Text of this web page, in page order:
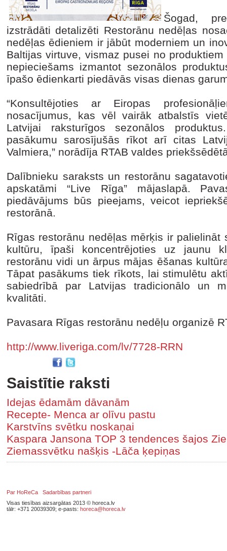
Šogad,
izstrādāti detalizēti Restorānu nedēļas
nedēļas ēdieniem ir jābūt moderniem un
Baltijas virtuve, vismaz pusei no
nepieciešams izmantot sezonālos
īpašo ēdienkarti piedāvās visas dienas
“Konsultējoties ar Eiropas
nosacījumus, kas vēl vairāk atbalstīs
Latvijai raksturīgos sezonālos
pasākumu sarosījušās rīkot arī citas
Valmiera,” norādīja RTAB valdes
Dalībnieku saraksts un restorānu
apskatāmi “Live Rīga” mājaslapā.
piedāvājums būs pieejams, veicot
restorānā.
Rīgas restorānu nedēļas mērķis ir palielināt
kultūru, īpaši koncentrējoties uz jaunu
restorānu vidi un ārpus mājas ēšanas
Tāpat pasākums tiek rīkots, lai stimulētu
sabiedrībā par Latvijas tradicionālo un
kvalitāti.
Pavasara Rīgas restorānu nedēļu organizē
http://www.liveriga.com/lv/7728-RRN
Saistītie raksti
Idejas ēdamām dāvanām
Recepte- Menca ar olīvu pastu
Karstvīns svētku noskaņai
Kaspara Jansona TOP 3 tendences šajos
Ziemassvētku našķis -Lāča ķepiņas
Par HoReCa
Sadarbības partneri
Visas tiesības aizsargātas 2013 © horeca.lv
tālr: +371 20039309; e-pasts: horeca@horeca.lv